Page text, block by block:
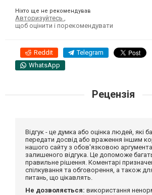
Ніхто ще не рекомендував
Авторизуйтесь
щоб оцінити і порекомендувати
Reddit Telegram
WhatsApp
Рецензія
Відгук - це думка або оцінка людей, які
передати досвід або враження іншим
нашого сайту з обов'язковою
залишеного відгука. Це допоможе
правильне рішення. Коментарі
спілкування та обговорення, а також
питань, що цікавлять.
Не дозволяється: використання